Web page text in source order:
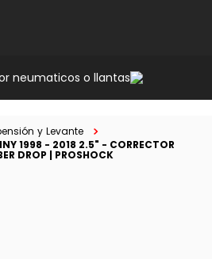
neumaticos o llantas
y Levante
1998 - 2018 2.5" - CORRECTOR
DROP | PROSHOCK